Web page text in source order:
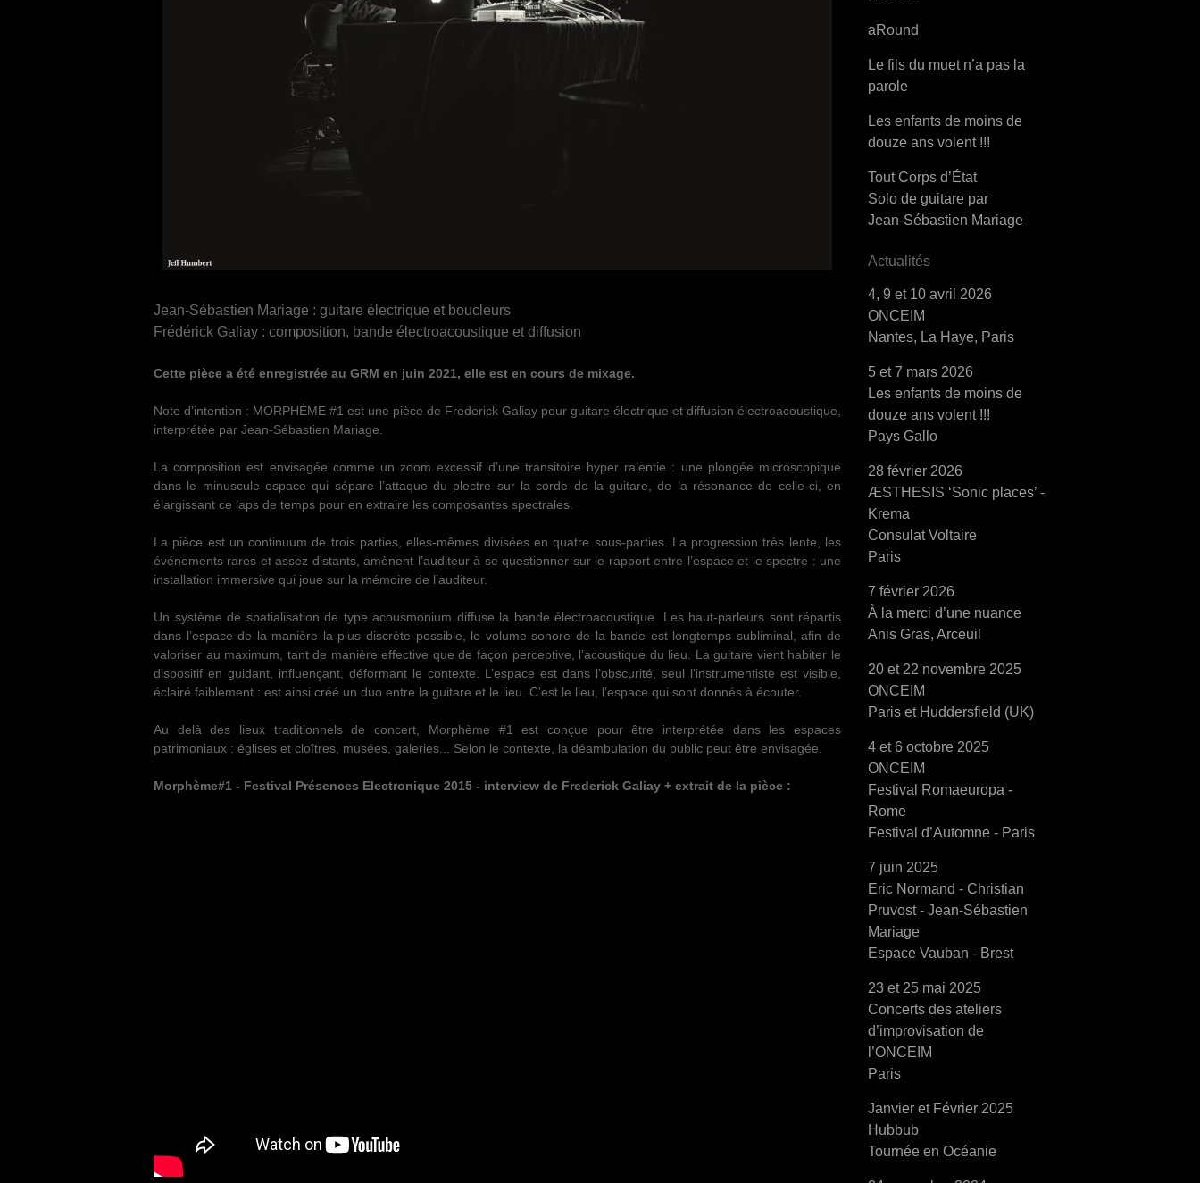
Jean-Sébastien Mariage : guitare électrique et boucleurs
Frédérick Galiay : composition, bande électroacoustique et diffusion
Cette pièce a été enregistrée au GRM en juin 2021, elle est en cours de mixage.
Note d’intention : MORPHÈME #1 est une pièce de Frederick Galiay pour guitare électrique et diffusion électroacoustique,
interprétée par Jean-­Sébastien Mariage.
La composition est envisagée comme un zoom excessif d’une transitoire hyper ralentie : une plongée microscopique
dans le minuscule espace qui sépare l’attaque du plectre sur la corde de la guitare, de la résonance de celle-ci, en
élargissant ce laps de temps pour en extraire les composantes spectrales.
La pièce est un continuum de trois parties, elles-mêmes divisées en quatre sous-parties. La progression très lente, les
événements rares et assez distants, amènent l’auditeur à se questionner sur le rapport entre l’espace et le spectre : une
installation immersive qui joue sur la mémoire de l’auditeur.
Un système de spatialisation de type acousmonium diffuse la bande électroacoustique. Les haut-parleurs sont répartis
dans l’espace de la manière la plus discrète possible, le volume sonore de la bande est longtemps subliminal, afin de
valoriser au maximum, tant de manière effective que de façon perceptive, l’acoustique du lieu. La guitare vient habiter le
dispositif en guidant, influençant, déformant le contexte. L’espace est dans l’obscurité, seul l’instrumentiste est visible,
éclairé faiblement : est ainsi créé un duo entre la guitare et le lieu. C’est le lieu, l’espace qui sont donnés à écouter.
Au delà des lieux traditionnels de concert, Morphème #1 est conçue pour être interprétée dans les espaces
patrimoniaux : églises et cloîtres, musées, galeries... Selon le contexte, la déambulation du public peut être envisagée.
Morphème#1 - Festival Présences Electronique 2015 - interview de Frederick Galiay + extrait de la pièce :
aRound
Le fils du muet n’a pas la
parole
Les enfants de moins de
douze ans volent !!!
Tout Corps d’État
Solo de guitare par
Jean-Sébastien Mariage
Actualités
4, 9 et 10 avril 2026
ONCEIM
Nantes, La Haye, Paris
5 et 7 mars 2026
Les enfants de moins de
douze ans volent !!!
Pays Gallo
28 février 2026
ÆSTHESIS ‘Sonic places’ -
Krema
Consulat Voltaire
Paris
7 février 2026
À la merci d’une nuance
Anis Gras, Arceuil
20 et 22 novembre 2025
ONCEIM
Paris et Huddersfield (UK)
4 et 6 octobre 2025
ONCEIM
Festival Romaeuropa -
Rome
Festival d’Automne - Paris
7 juin 2025
Eric Normand - Christian
Pruvost - Jean-Sébastien
Mariage
Espace Vauban - Brest
23 et 25 mai 2025
Concerts des ateliers
d’improvisation de
l’ONCEIM
Paris
Janvier et Février 2025
Hubbub
Tournée en Océanie